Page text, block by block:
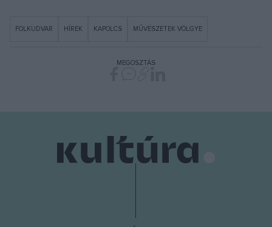
FOLKUDVAR HÍREK KAPOLCS MŰVÉSZETEK VÖLGYE
MEGOSZTÁS